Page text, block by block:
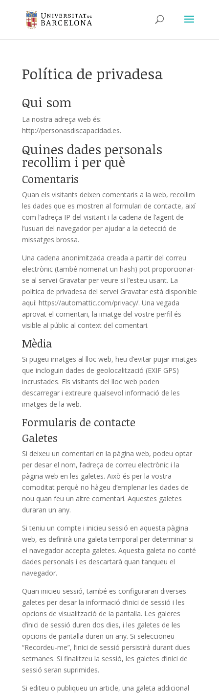
Política de privadesa
Qui som
La nostra adreça web és:
http://personasdiscapacidad.es.
Quines dades personals
recollim i per què
Comentaris
Quan els visitants deixen comentaris a la web, recollim
les dades que es mostren al formulari de contacte, així
com l’adreça IP del visitant i la cadena de l’agent de
l’usuari del navegador per ajudar a la detecció de
missatges brossa.
Una cadena anonimitzada creada a partir del correu
electrònic (també nomenat un hash) pot proporcionar-
se al servei Gravatar per veure si l’esteu usant. La
política de privadesa del servei Gravatar està disponible
aquí: https://automattic.com/privacy/. Una vegada
aprovat el comentari, la imatge del vostre perfil és
visible al públic al context del comentari.
Mèdia
Si pugeu imatges al lloc web, heu d’evitar pujar imatges
que incloguin dades de geolocalització (EXIF GPS)
incrustades. Els visitants del lloc web poden
descarregar i extreure qualsevol informació de les
imatges de la web.
Formularis de contacte
Galetes
Si deixeu un comentari en la pàgina web, podeu optar
per desar el nom, l’adreça de correu electrònic i la
pàgina web en les galetes. Això és per la vostra
comoditat perquè no hàgeu d’emplenar les dades de
nou quan feu un altre comentari. Aquestes galetes
duraran un any.
Si teniu un compte i inicieu sessió en aquesta pàgina
web, es definirà una galeta temporal per determinar si
el navegador accepta galetes. Aquesta galeta no conté
dades personals i es descartarà quan tanqueu el
navegador.
Quan inicieu sessió, també es configuraran diverses
galetes per desar la informació d’inici de sessió i les
opcions de visualització de la pantalla. Les galeres
d’inici de sessió duren dos dies, i les galetes de les
opcions de pantalla duren un any. Si seleccioneu
“Recordeu-me”, l’inici de sessió persistirà durant dues
setmanes. Si finalitzeu la sessió, les galetes d’inici de
sessió seran suprimides.
Si editeu o publiqueu un article, una galeta addicional